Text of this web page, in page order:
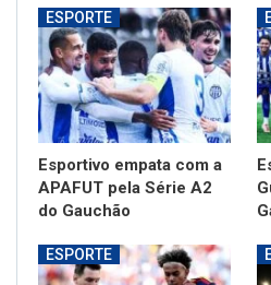
ESPORTE
Esportivo empata com a
APAFUT pela Série A2
do Gauchão
ESPORTE